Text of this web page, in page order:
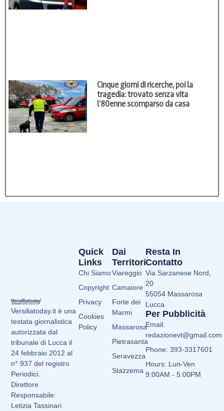
Cinque giorni di ricerche, poi la
tragedia: trovato senza vita
l’80enne scomparso da casa
Versiliatoday.it è una
testata giornalistica
autorizzata dal
tribunale di Lucca il
24 febbraio 2012 al
n° 937 del registro
Periodici.
Direttore
Responsabile:
Letizia Tassinari
Dai
Territori
Viareggio
Camaiore
Forte dei
Marmi
Massarosa
Pietrasanta
Seravezza
Stazzema
Quick
Links
Chi Siamo
Copyright
Privacy
Cookies
Policy
Resta In
Contatto
Via Sarzanese Nord,
20
55054 Massarosa
Lucca
Per Pubblicità
Email:
redazionevt@gmail.com
Phone: 393-3317601
Hours: Lun-Ven
9:00AM - 5:00PM